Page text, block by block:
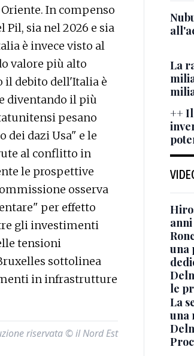
In compenso
Pil, sia nel 2026 e sia
è invece visto al
valore più alto
il debito dell'Italia è
diventando il più
pesano
dazi Usa" e le
al conflitto in
le prospettive
osserva
per effetto
gli investimenti
tensioni
sottolinea
in infrastrutture
riservata © il Nord Est
La
++
una
le
La
una